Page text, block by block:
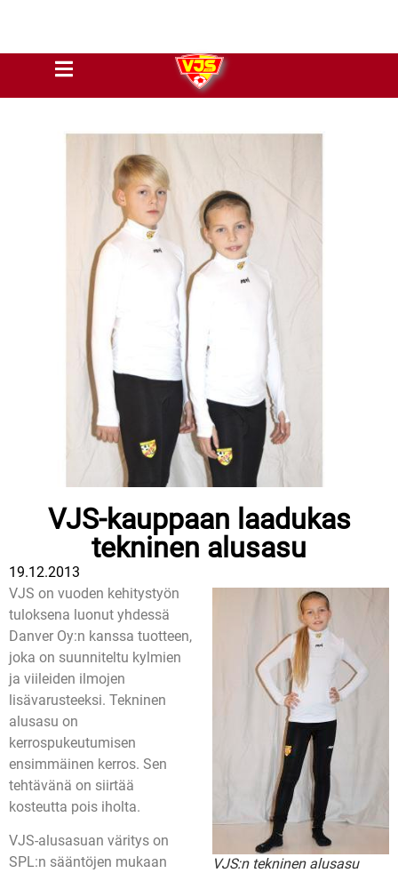
VJS-kauppaan laadukas
tekninen alusasu
19.12.2013
VJS:n tekninen alusasu
VJS on vuoden kehitystyön
tuloksena luonut yhdessä
Danver Oy:n kanssa tuotteen,
joka on suunniteltu kylmien
ja viileiden ilmojen
lisävarusteeksi. Tekninen
alusasu on
kerrospukeutumisen
ensimmäinen kerros. Sen
tehtävänä on siirtää
kosteutta pois iholta.
VJS-alusasuan väritys on
SPL:n sääntöjen mukaan